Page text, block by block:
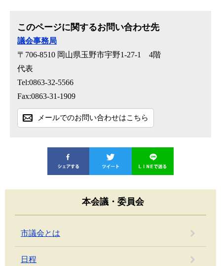
このページに関するお問い合わせ先
議会事務局
〒706-8510 岡山県玉野市宇野1-27-1 4階
代表
Tel:0863-32-5566
Fax:0863-31-1909
メールでのお問い合わせはこちら
本会議・委員会
市議会とは
日程